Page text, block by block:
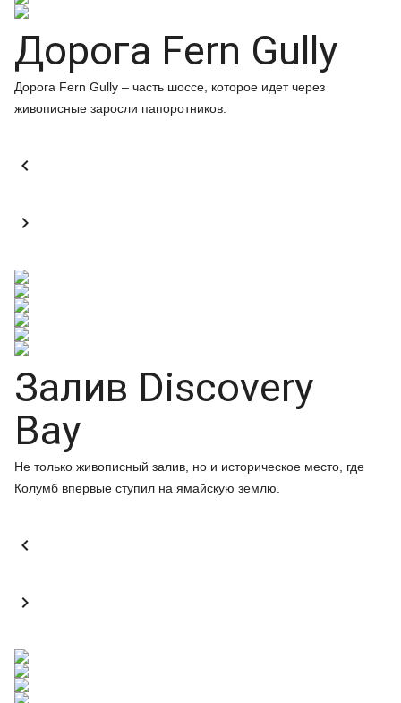
Дорога Fern Gully
Дорога Fern Gully – часть шоссе, которое идет через
живописные заросли папоротников.


Залив Discovery
Bay
Не только живописный залив, но и историческое место, где
Колумб впервые ступил на ямайскую землю.

